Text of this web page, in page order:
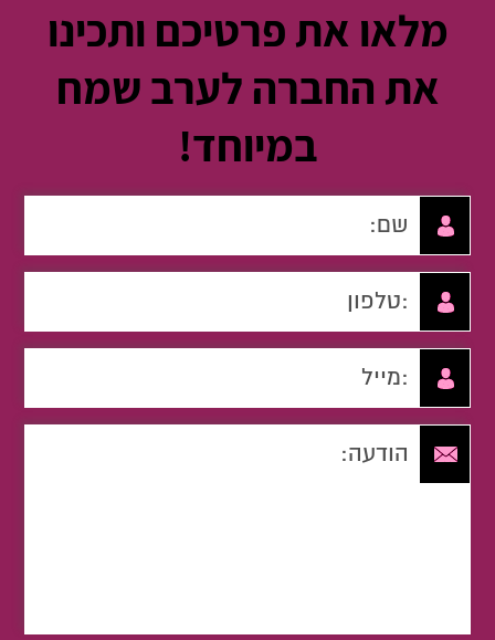
מלאו את פרטיכם ותכינו
את החברה לערב שמח
במיוחד!